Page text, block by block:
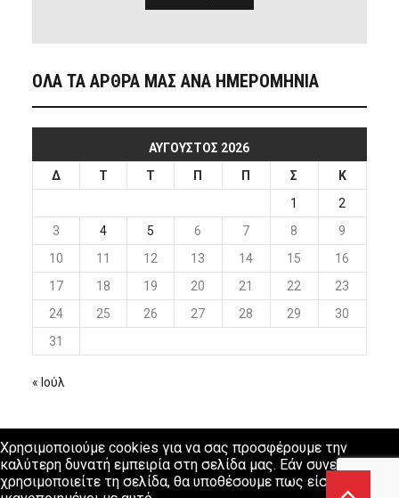
ΟΛΑ ΤΑ ΑΡΘΡΑ ΜΑΣ ΑΝΑ ΗΜΕΡΟΜΗΝΙΑ
ΑΎΓΟΥΣΤΟΣ 2026
Δ
Τ Τ Π Π Σ
Κ
1
2
3
4 5 6 7 8
9
10
11 12 13 14 15
16
17
18 19 20 21 22
23
24
25 26 27 28 29
30
31
« Ιούλ
Χρησιμοποιούμε cookies για να σας προσφέρουμε την
καλύτερη δυνατή εμπειρία στη σελίδα μας. Εάν συνεχίσετε να
χρησιμοποιείτε τη σελίδα, θα υποθέσουμε πως είστε